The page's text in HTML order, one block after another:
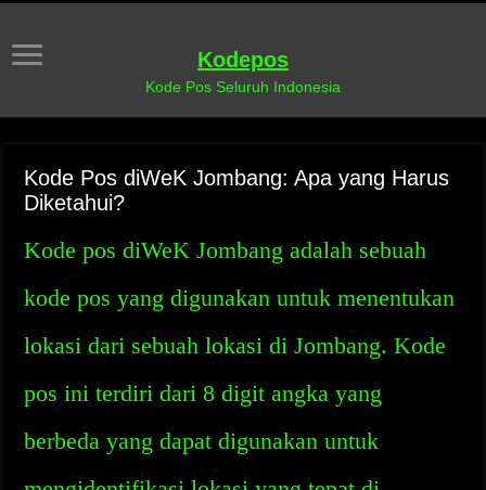
Kodepos
Kode Pos Seluruh Indonesia
Kode Pos diWeK Jombang: Apa yang Harus
Diketahui?
Kode pos diWeK Jombang adalah sebuah
kode pos yang digunakan untuk menentukan
lokasi dari sebuah lokasi di Jombang. Kode
pos ini terdiri dari 8 digit angka yang
berbeda yang dapat digunakan untuk